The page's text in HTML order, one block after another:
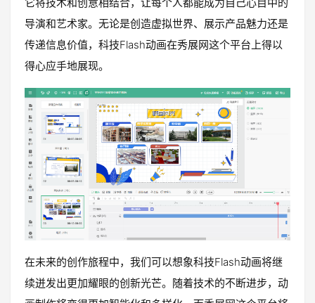
导演和艺术家。无论是创造虚拟世界、展示产品魅力还是
传递信息价值，科技Flash动画在秀展网这个平台上得以
得心应手地展现。
在未来的创作旅程中，我们可以想象科技Flash动画将继
续迸发出更加耀眼的创新光芒。随着技术的不断进步，动